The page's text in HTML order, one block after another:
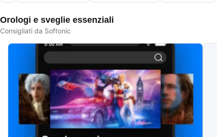
Orologi e sveglie essenziali
Consigliati da Softonic